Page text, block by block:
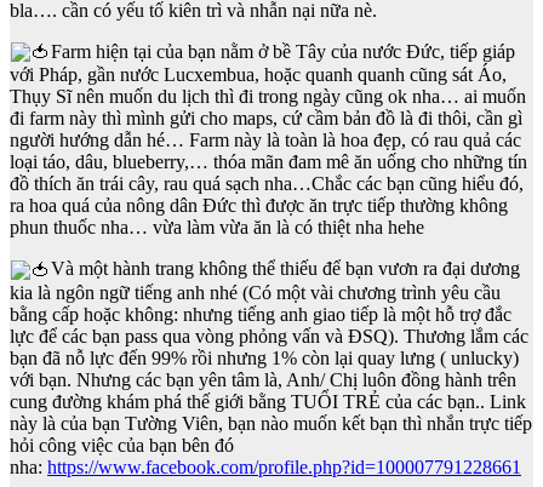
bla…. cần có yếu tố kiên trì và nhẫn nại nữa nè.
Farm hiện tại của bạn nằm ở bề Tây của nước Đức, tiếp giáp
với Pháp, gần nước Lucxembua, hoặc quanh quanh cũng sát Áo,
Thụy Sĩ nên muốn du lịch thì đi trong ngày cũng ok nha… ai muốn
đi farm này thì mình gửi cho maps, cứ cầm bản đồ là đi thôi, cần gì
người hướng dẫn hé… Farm này là toàn là hoa đẹp, có rau quả các
loại táo, dâu, blueberry,… thóa mãn đam mê ăn uống cho những tín
đồ thích ăn trái cây, rau quá sạch nha…Chắc các bạn cũng hiểu đó,
ra hoa quá của nông dân Đức thì được ăn trực tiếp thường không
phun thuốc nha… vừa làm vừa ăn là có thiệt nha hehe
Và một hành trang không thể thiếu để bạn vươn ra đại dương
kia là ngôn ngữ tiếng anh nhé (Có một vài chương trình yêu cầu
bằng cấp hoặc không: nhưng tiếng anh giao tiếp là một hỗ trợ đắc
lực để các bạn pass qua vòng phỏng vấn và ĐSQ). Thương lắm các
bạn đã nỗ lực đến 99% rồi nhưng 1% còn lại quay lưng ( unlucky)
với bạn. Nhưng các bạn yên tâm là, Anh/ Chị luôn đồng hành trên
cung đường khám phá thế giới bằng TUỔI TRẺ của các bạn.. Link
này là của bạn Tường Viên, bạn nào muốn kết bạn thì nhắn trực tiếp
hỏi công việc của bạn bên đó
nha: https://www.facebook.com/profile.php?id=100007791228661